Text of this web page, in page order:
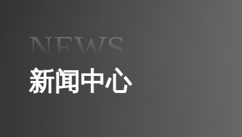
常规款|DSC300系列
高温款|DSC101系列
基础款|DSC100A
NEWS
新闻中心